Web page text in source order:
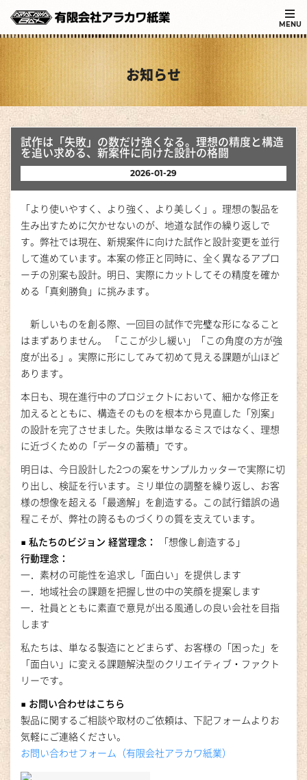
MENU
お知らせ
試作は「失敗」の数だけ強くなる。理想の精度と構造
を追い求める、新案件に向けた設計の格闘
2026-01-29
「より使いやすく、より強く、より美しく」。理想の製品を
生み出すために欠かせないのが、地道な試作の繰り返しで
す。弊社では現在、新規案件に向けた試作と設計変更を並行
して進めています。本案の修正と同時に、全く異なるアプロ
ーチの別案も設計。明日、実際にカットしてその精度を確か
める「真剣勝負」に挑みます。
新しいものを創る際、一回目の試作で完璧な形になること
はまずありません。 「ここが少し緩い」「この角度の方が強
度が出る」。実際に形にしてみて初めて見える課題が山ほど
あります。
本日も、現在進行中のプロジェクトにおいて、細かな修正を
加えるとともに、構造そのものを根本から見直した「別案」
の設計を完了させました。失敗は単なるミスではなく、理想
に近づくための「データの蓄積」です。
明日は、今日設計した2つの案をサンプルカッターで実際に切
り出し、検証を行います。ミリ単位の調整を繰り返し、お客
様の想像を超える「最適解」を創造する。この試行錯誤の過
程こそが、弊社の誇るものづくりの質を支えています。
■ 私たちのビジョン 経営理念：
「想像し創造する」
行動理念：
一．素材の可能性を追求し「面白い」を提供します
一．地域社会の課題を把握し世の中の笑顔を提案します
一．社員とともに素直で意見が出る風通しの良い会社を目指
します
私たちは、単なる製造にとどまらず、お客様の「困った」を
「面白い」に変える課題解決型のクリエイティブ・ファクト
リーです。
■ お問い合わせはこちら
製品に関するご相談や取材のご依頼は、下記フォームよりお
気軽にご連絡ください。
お問い合わせフォーム（有限会社アラカワ紙業）